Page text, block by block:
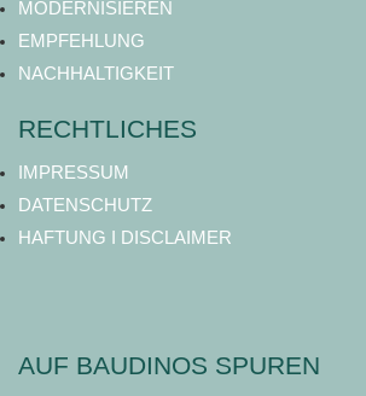
MODERNISIEREN
EMPFEHLUNG
NACHHALTIGKEIT
RECHTLICHES
IMPRESSUM
DATENSCHUTZ
HAFTUNG I DISCLAIMER
AUF BAUDINOS SPUREN